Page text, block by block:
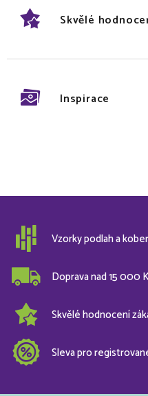
Skvělé
Inspirace
Vzorky podlah a
Doprava nad 15 000
Skvělé hodnocení
Sleva pro